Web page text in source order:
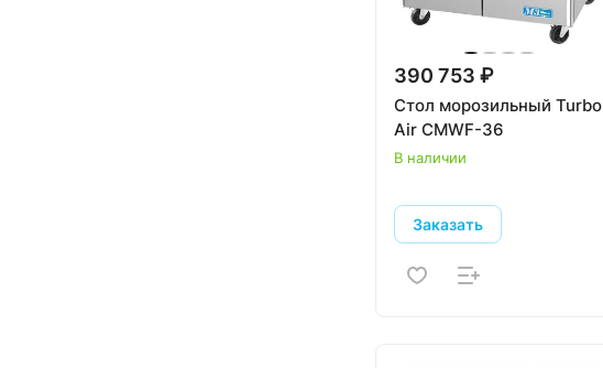
390 753 ₽
Стол морозильный Turbo
Air CMWF-36
В наличии
Заказать